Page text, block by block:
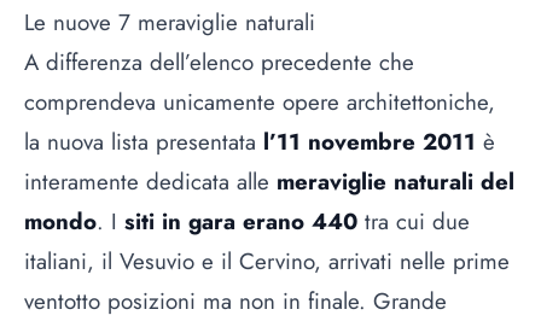
Le nuove 7 meraviglie naturali
A differenza dell’elenco precedente che
comprendeva unicamente opere architettoniche,
la nuova lista presentata l’11 novembre 2011 è
interamente dedicata alle meraviglie naturali del
mondo. I siti in gara erano 440 tra cui due
italiani, il Vesuvio e il Cervino, arrivati nelle prime
ventotto posizioni ma non in finale. Grande